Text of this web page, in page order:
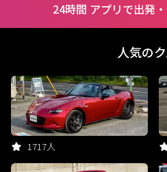
24時間 アプリで出発
人気の
1717人